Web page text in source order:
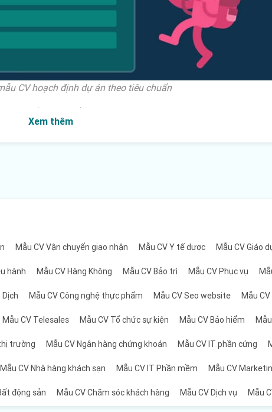
CV hoạch định dự án theo tiêu chuẩn
bao gồm các phần chính như sau:
án đã tham gia, vị trí công việc và trách nhiệm đảm nhận trong
chuyên môn và cá nhân, cùng với các thành tựu đã đạt được trong
lượng sẽ là công cụ quan trọng để bạn có thể nổi bật trong đám
Xem thêm
Mẫu CV Vận chuyển giao nhận Mẫu CV Y tế dược Mẫu CV Giáo
hành Mẫu CV Hàng Không Mẫu CV Bảo trì Mẫu CV Phục vụ
Dịch Mẫu CV Công nghệ thực phẩm Mẫu CV Seo website Mẫu
Mẫu CV Telesales Mẫu CV Tổ chức sự kiện Mẫu CV Bảo hiểm
trường Mẫu CV Ngân hàng chứng khoán Mẫu CV IT phần cứng
Mẫu CV Nhà hàng khách sạn Mẫu CV IT Phần mềm Mẫu CV
động sản Mẫu CV Chăm sóc khách hàng Mẫu CV Dịch vụ Mẫu